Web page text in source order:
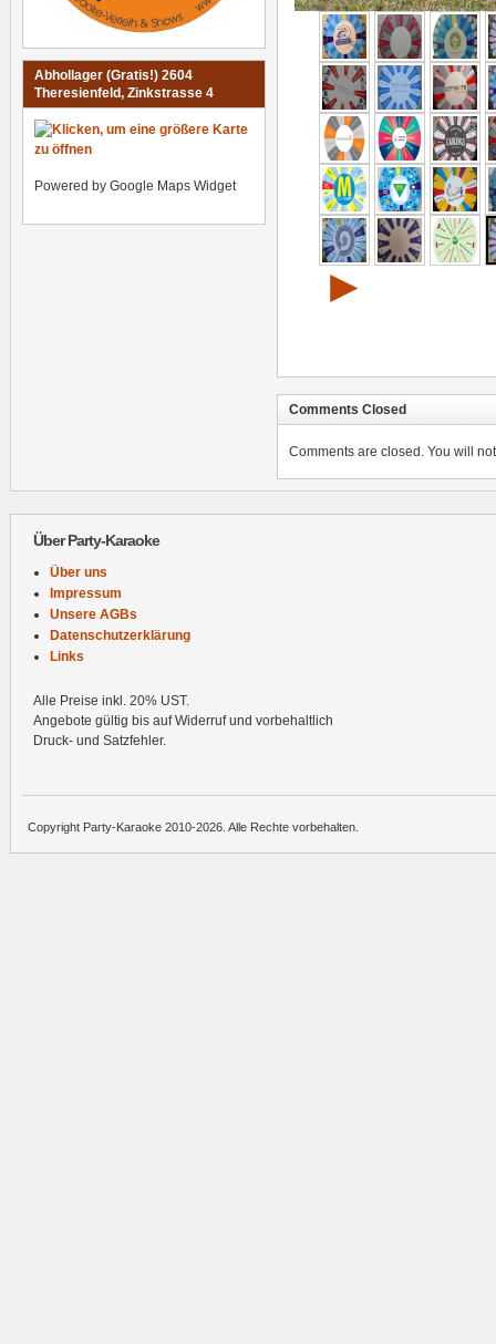
►
Comments Closed
Comments are closed. You will
Abhollager (Gratis!) 2604
Theresienfeld, Zinkstrasse 4
Powered by Google Maps Widget
Über Party-Karaoke
Über uns
Impressum
Unsere AGBs
Datenschutzerklärung
Links
Alle Preise inkl. 20% UST.
Angebote gültig bis auf Widerruf und vorbehaltlich
Druck- und Satzfehler.
Copyright Party-Karaoke 2010-2026. Alle Rechte vorbehalten.